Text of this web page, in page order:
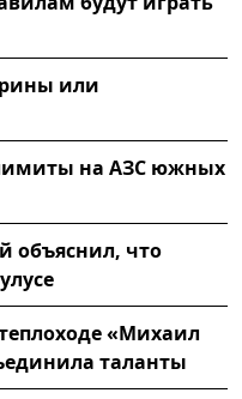
или
на АЗС южных
объяснил, что
«Михаил
таланты